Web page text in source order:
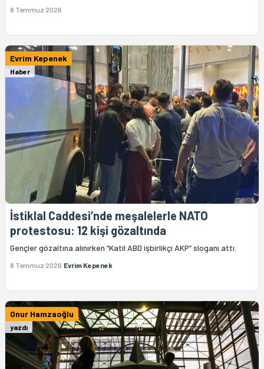
8 Temmuz 2026
Evrim Kepenek
Haber
İstiklal Caddesi’nde meşalelerle NATO
protestosu: 12 kişi gözaltında
Gençler gözaltına alınırken “Katil ABD işbirlikçi AKP” sloganı attı.
8 Temmuz 2026 Evrim Kepenek
Onur Hamzaoğlu
yazdı